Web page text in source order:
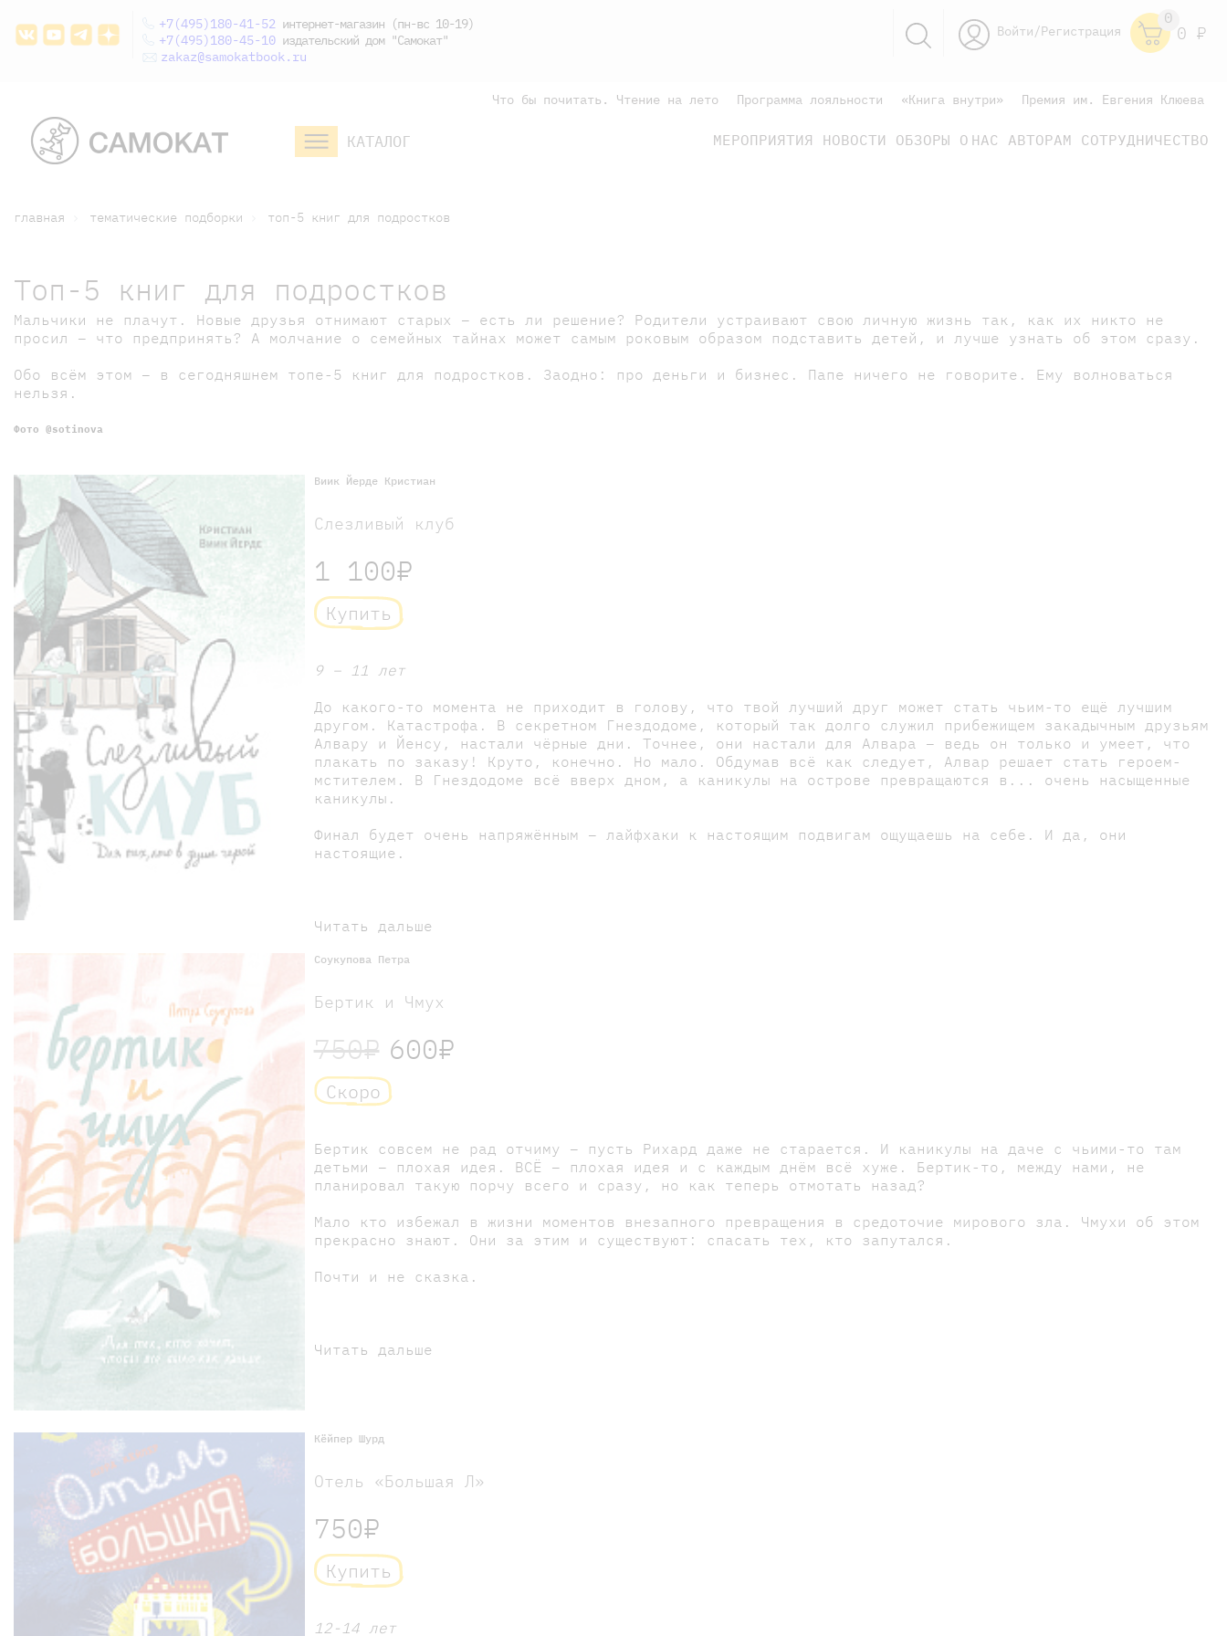
+7(495)180-41-52 интернет-магазин (пн-вс 10-19)
+7(495)180-45-10 издательский дом "Самокат"
zakaz@samokatbook.ru
Войти/Регистрация
0
0 Р
Что бы почитать. Чтение на лето Программа лояльности «Книга внутри» Премия им. Евгения Клюева
КАТАЛОГ МЕРОПРИЯТИЯ НОВОСТИ ОБЗОРЫ О НАС АВТОРАМ СОТРУДНИЧЕСТВО
дошкольникам
главная тематические подборки топ-5 книг для подростков
Топ-5 книг для подростков
Мальчики не плачут. Новые друзья отнимают старых – есть ли решение? Родители устраивают свою личную жизнь так, как их никто не
просил – что предпринять? А молчание о семейных тайнах может самым роковым образом подставить детей, и лучше узнать об этом сразу.
Обо всём этом – в сегодняшнем топе-5 книг для подростков. Заодно: про деньги и бизнес. Папе ничего не говорите. Ему волноваться
нельзя.
Фото @sotinova
Виик Йерде Кристиан
Слезливый клуб
1 100₽
Купить
9 – 11 лет
До какого-то момента не приходит в голову, что твой лучший друг может стать чьим-то ещё лучшим
другом. Катастрофа. В секретном Гнездодоме, который так долго служил прибежищем закадычным друзьям
Алвару и Йенсу, настали чёрные дни. Точнее, они настали для Алвара – ведь он только и умеет, что
плакать по заказу! Круто, конечно. Но мало. Обдумав всё как следует, Алвар решает стать героем-
мстителем. В Гнездодоме всё вверх дном, а каникулы на острове превращаются в... очень насыщенные
каникулы.
Финал будет очень напряжённым – лайфхаки к настоящим подвигам ощущаешь на себе. И да, они
настоящие.
Читать дальше
Соукупова Петра
Бертик и Чмух
750₽ 600₽
Скоро
Бертик совсем не рад отчиму – пусть Рихард даже не старается. И каникулы на даче с чьими-то там
детьми – плохая идея. ВСЁ – плохая идея и с каждым днём всё хуже. Бертик-то, между нами, не
планировал такую порчу всего и сразу, но как теперь отмотать назад?
Мало кто избежал в жизни моментов внезапного превращения в средоточие мирового зла. Чмухи об этом
прекрасно знают. Они за этим и существуют: спасать тех, кто запутался.
Почти и не сказка.
Читать дальше
Кёйпер Шурд
Отель «Большая Л»
750₽
Купить
12-14 лет